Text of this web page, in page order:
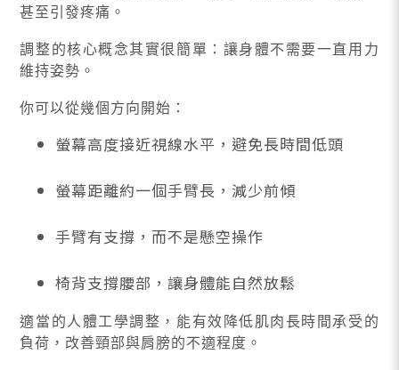
甚至引發疼痛。
調整的核心概念其實很簡單：讓身體不需要一直用力
維持姿勢。
你可以從幾個方向開始：
螢幕高度接近視線水平，避免長時間低頭
螢幕距離約一個手臂長，減少前傾
手臂有支撐，而不是懸空操作
椅背支撐腰部，讓身體能自然放鬆
適當的人體工學調整，能有效降低肌肉長時間承受的
負荷，改善頸部與肩膀的不適程度。